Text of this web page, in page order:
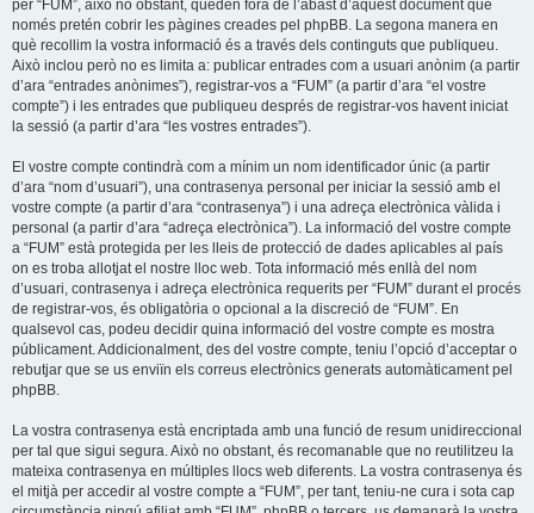
per “FUM”, això no obstant, queden fora de l’abast d’aquest document que
només pretén cobrir les pàgines creades pel phpBB. La segona manera en
què recollim la vostra informació és a través dels continguts que publiqueu.
Això inclou però no es limita a: publicar entrades com a usuari anònim (a partir
d’ara “entrades anònimes”), registrar-vos a “FUM” (a partir d’ara “el vostre
compte”) i les entrades que publiqueu després de registrar-vos havent iniciat
la sessió (a partir d’ara “les vostres entrades”).
El vostre compte contindrà com a mínim un nom identificador únic (a partir
d’ara “nom d’usuari”), una contrasenya personal per iniciar la sessió amb el
vostre compte (a partir d’ara “contrasenya”) i una adreça electrònica vàlida i
personal (a partir d’ara “adreça electrònica”). La informació del vostre compte
a “FUM” està protegida per les lleis de protecció de dades aplicables al país
on es troba allotjat el nostre lloc web. Tota informació més enllà del nom
d’usuari, contrasenya i adreça electrònica requerits per “FUM” durant el procés
de registrar-vos, és obligatòria o opcional a la discreció de “FUM”. En
qualsevol cas, podeu decidir quina informació del vostre compte es mostra
públicament. Addicionalment, des del vostre compte, teniu l’opció d’acceptar o
rebutjar que se us enviïn els correus electrònics generats automàticament pel
phpBB.
La vostra contrasenya està encriptada amb una funció de resum unidireccional
per tal que sigui segura. Això no obstant, és recomanable que no reutilitzeu la
mateixa contrasenya en múltiples llocs web diferents. La vostra contrasenya és
el mitjà per accedir al vostre compte a “FUM”, per tant, teniu-ne cura i sota cap